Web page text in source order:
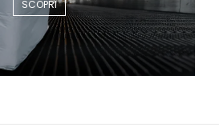
SCOPRI